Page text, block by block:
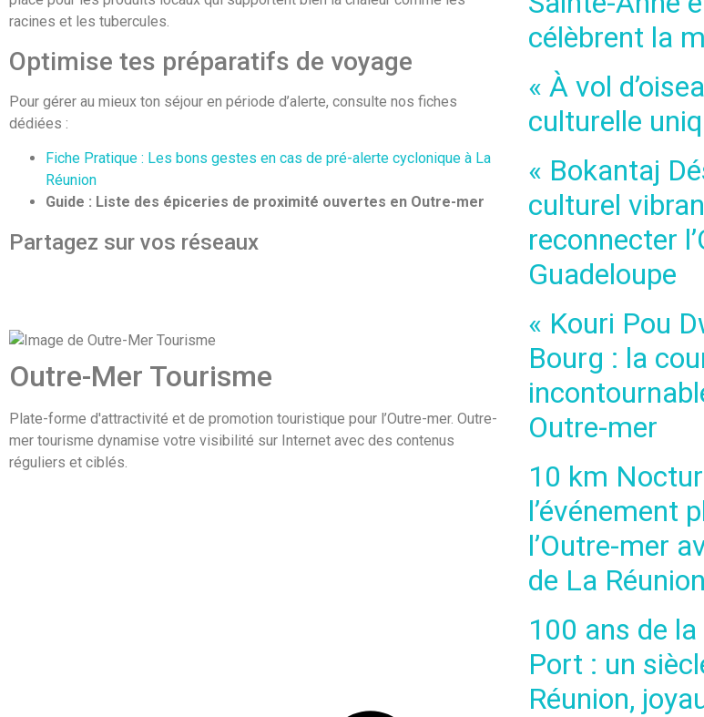
racines et les tubercules.
Optimise tes préparatifs de voyage
Pour gérer au mieux ton séjour en période d’alerte, consulte nos fiches
dédiées :
Fiche Pratique : Les bons gestes en cas de pré-alerte cyclonique à La
Réunion
Guide : Liste des épiceries de proximité ouvertes en Outre-mer
Partagez sur vos réseaux
Outre-Mer Tourisme
Plate-forme d'attractivité et de promotion touristique pour l’Outre-mer. Outre-
mer tourisme dynamise votre visibilité sur Internet avec des contenus
réguliers et ciblés.
célèbrent la
« À vol
culturelle
« Bokantaj
culturel
reconnecter
Guadeloupe
« Kouri Pou
Bourg : la
Outre-mer
10 km
l’événement
l’Outre-mer
de La Réunion
100 ans de la
Port : un
Réunion,